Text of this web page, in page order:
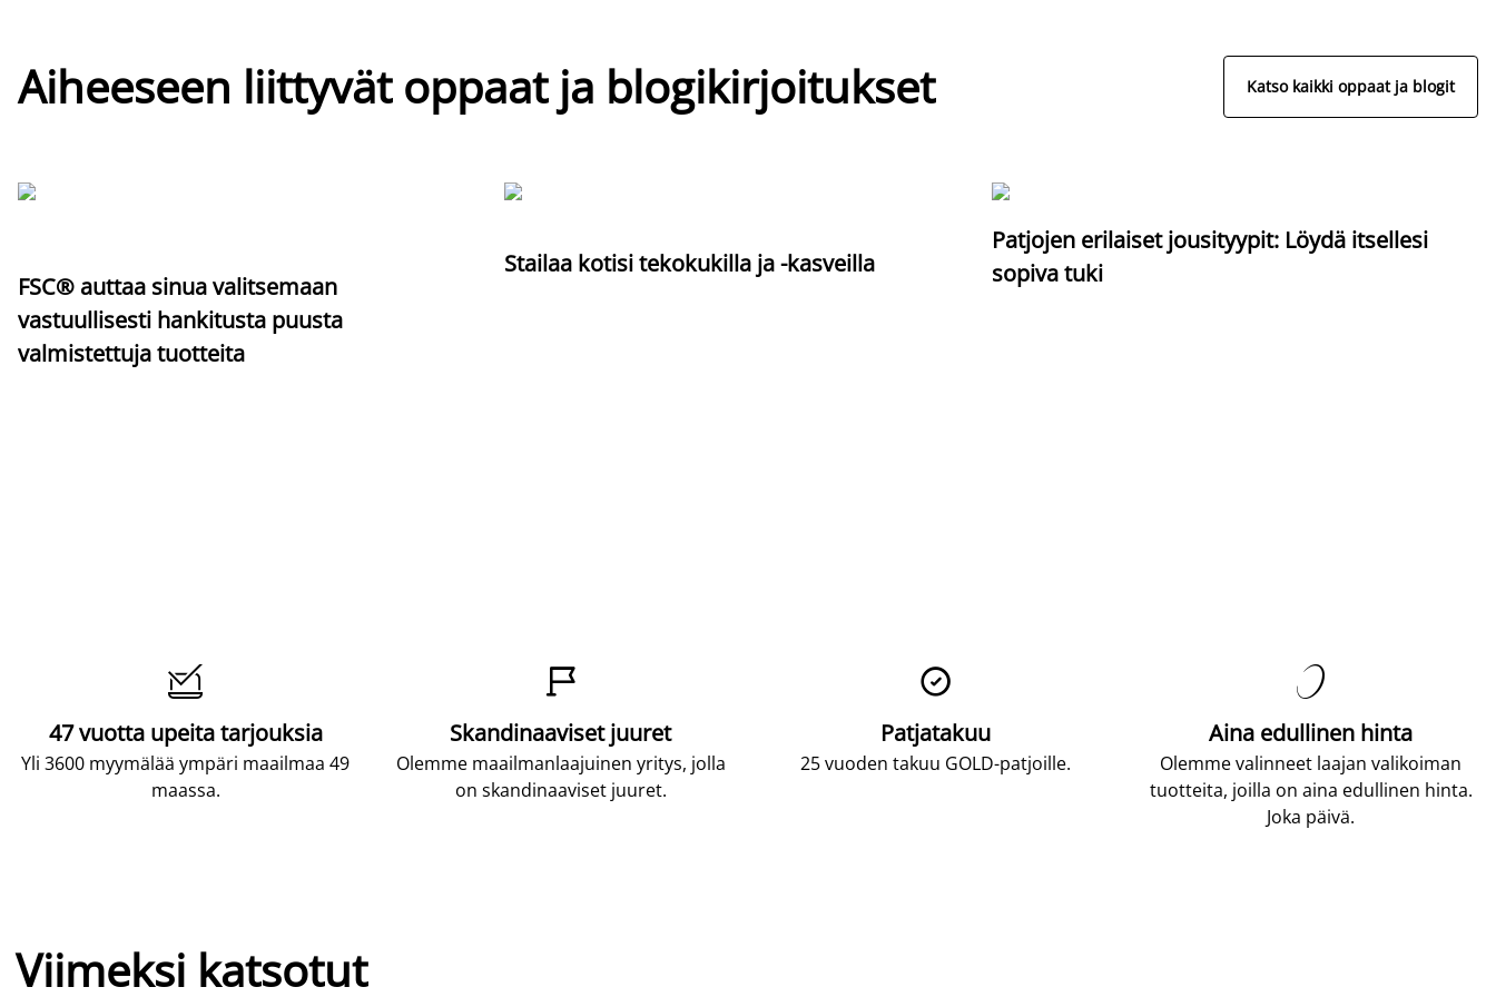
Aiheeseen liittyvät oppaat ja blogikirjoitukset Katso kaikki oppaat ja blogit
FSC® auttaa sinua valitsemaan
vastuullisesti hankitusta puusta
valmistettuja tuotteita
Stailaa kotisi tekokukilla ja -kasveilla
Patjojen erilaiset jousityypit: Löydä itsellesi
sopiva tuki

47 vuotta upeita tarjouksia
Yli 3600 myymälää ympäri maailmaa 49
maassa.

Skandinaaviset juuret
Olemme maailmanlaajuinen yritys, jolla
on skandinaaviset juuret.

Patjatakuu
25 vuoden takuu GOLD-patjoille.

Aina edullinen hinta
Olemme valinneet laajan valikoiman
tuotteita, joilla on aina edullinen hinta.
Joka päivä.
Viimeksi katsotut